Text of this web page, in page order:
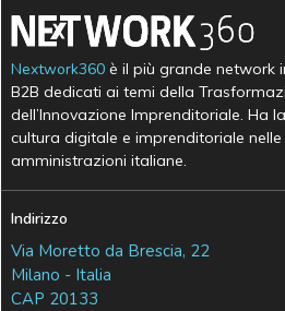
Nextwork360 è il più grande network
B2B dedicati ai temi della
dell’Innovazione Imprenditoriale. Ha
cultura digitale e imprenditoriale
amministrazioni italiane.
Indirizzo
Via Moretto da Brescia, 22
Milano - Italia
CAP 20133